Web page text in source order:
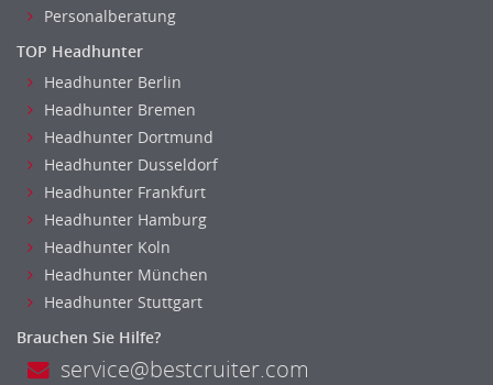
Personalberatung
TOP Headhunter
Headhunter Berlin
Headhunter Bremen
Headhunter Dortmund
Headhunter Dusseldorf
Headhunter Frankfurt
Headhunter Hamburg
Headhunter Koln
Headhunter München
Headhunter Stuttgart
Brauchen Sie Hilfe?
service@bestcruiter.com